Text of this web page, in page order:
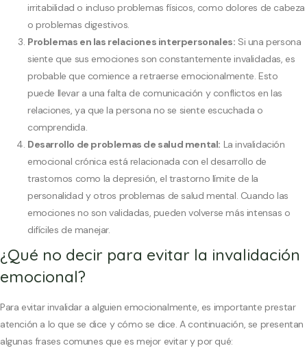
irritabilidad o incluso problemas físicos, como dolores de cabeza
o problemas digestivos.
Problemas en las relaciones interpersonales: Si una persona
siente que sus emociones son constantemente invalidadas, es
probable que comience a retraerse emocionalmente. Esto
puede llevar a una falta de comunicación y conflictos en las
relaciones, ya que la persona no se siente escuchada o
comprendida.
Desarrollo de problemas de salud mental: La invalidación
emocional crónica está relacionada con el desarrollo de
trastornos como la depresión, el trastorno límite de la
personalidad y otros problemas de salud mental. Cuando las
emociones no son validadas, pueden volverse más intensas o
difíciles de manejar.
¿Qué no decir para evitar la invalidación
emocional?
Para evitar invalidar a alguien emocionalmente, es importante prestar
atención a lo que se dice y cómo se dice. A continuación, se presentan
algunas frases comunes que es mejor evitar y por qué: